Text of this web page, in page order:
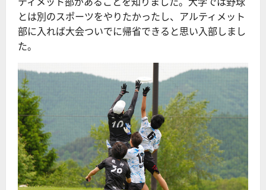
とは別のスポーツをやりたかったし、アルティメット
部に入れば大会ついでに帰省できると思い入部しまし
た。